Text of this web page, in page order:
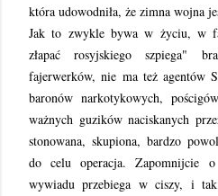
która udowodniła, że zimna wojna
Jak to zwykle bywa w życiu, w
złapać rosyjskiego szpiega"
fajerwerków, nie ma też agentów
baronów narkotykowych,
ważnych guzików naciskanych
stonowana, skupiona, bardzo
do celu operacja. Zapomnijcie
wywiadu przebiega w ciszy, i